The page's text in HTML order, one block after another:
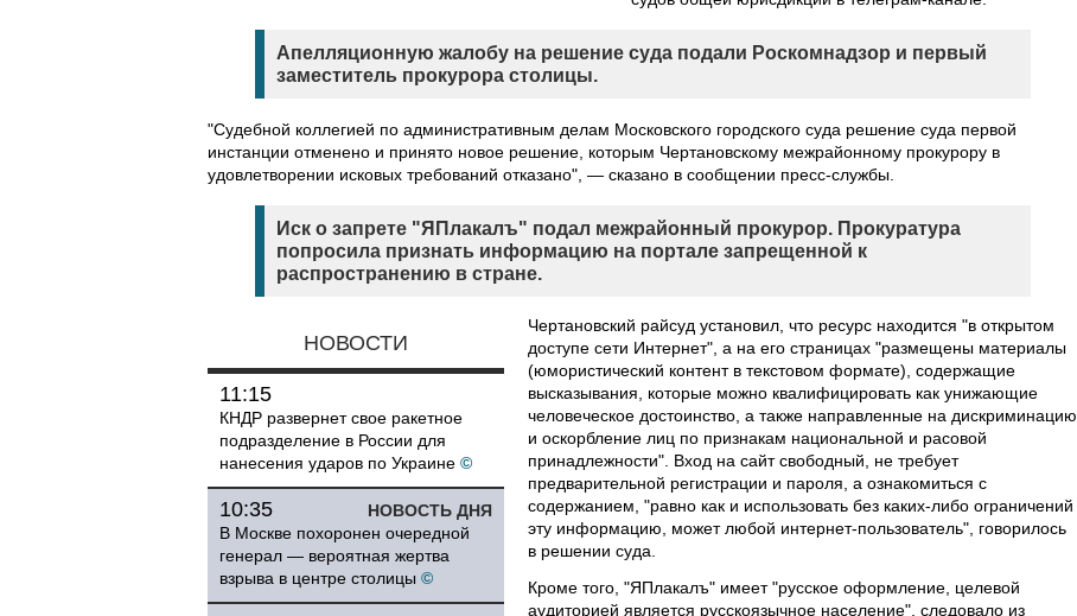
Апелляционную жалобу на решение суда подали Роскомнадзор и первый
заместитель прокурора столицы.
"Судебной коллегией по административным делам Московского городского суда решение суда первой
инстанции отменено и принято новое решение, которым Чертановскому межрайонному прокурору в
удовлетворении исковых требований отказано", — сказано в сообщении пресс-службы.
Иск о запрете "ЯПлакалъ" подал межрайонный прокурор. Прокуратура
попросила признать информацию на портале запрещенной к
распространению в стране.
НОВОСТИ
11:15
КНДР развернет свое ракетное
подразделение в России для
нанесения ударов по Украине ©
НОВОСТЬ ДНЯ
10:35
В Москве похоронен очередной
генерал — вероятная жертва
взрыва в центре столицы ©
Чертановский райсуд установил, что ресурс находится "в открытом
доступе сети Интернет", а на его страницах "размещены материалы
(юмористический контент в текстовом формате), содержащие
высказывания, которые можно квалифицировать как унижающие
человеческое достоинство, а также направленные на дискриминацию
и оскорбление лиц по признакам национальной и расовой
принадлежности". Вход на сайт свободный, не требует
предварительной регистрации и пароля, а ознакомиться с
содержанием, "равно как и использовать без каких-либо ограничений
эту информацию, может любой интернет-пользователь", говорилось
в решении суда.
Кроме того, "ЯПлакалъ" имеет "русское оформление, целевой
аудиторией является русскоязычное население", следовало из